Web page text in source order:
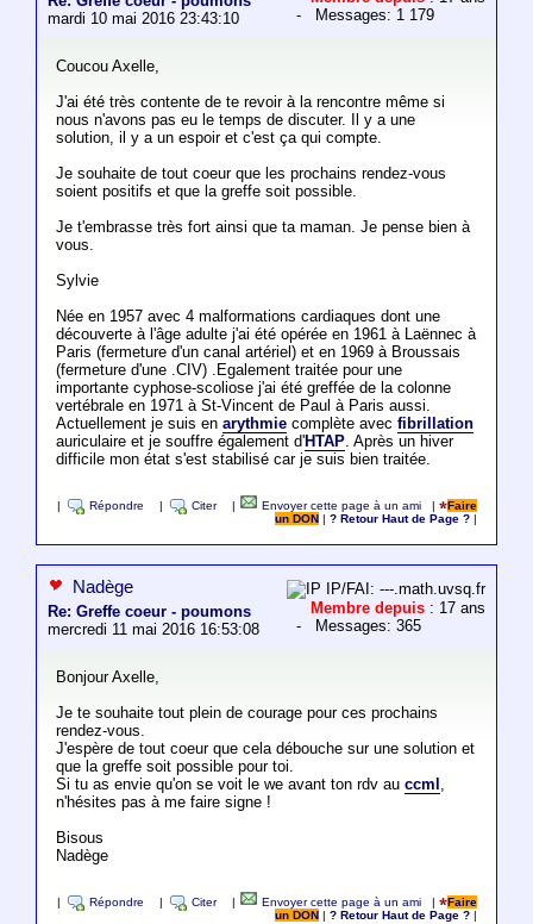
mardi 10 mai 2016 23:43:10
- Messages: 1 179
Coucou Axelle,
J'ai été très contente de te revoir à la rencontre même si
nous n'avons pas eu le temps de discuter. Il y a une
solution, il y a un espoir et c'est ça qui compte.
Je souhaite de tout coeur que les prochains rendez-vous
soient positifs et que la greffe soit possible.
Je t'embrasse très fort ainsi que ta maman. Je pense bien à
vous.
Sylvie
Née en 1957 avec 4 malformations cardiaques dont une
découverte à l'âge adulte j'ai été opérée en 1961 à Laënnec à
Paris (fermeture d'un canal artériel) et en 1969 à Broussais
(fermeture d'une .CIV) .Egalement traitée pour une
importante cyphose-scoliose j'ai été greffée de la colonne
vertébrale en 1971 à St-Vincent de Paul à Paris aussi.
Actuellement je suis en arythmiecomplète avec fibrillation
auriculaire et je souffre également d'HTAP. Après un hiver
difficile mon état s'est stabilisé car je suis bien traitée.
Répondre Citer Envoyer cette page à un ami |
Faire
un DON
|? Retour Haut de Page ?
Nadège
Re: Greffe coeur - poumons
mercredi 11 mai 2016 16:53:08
IP/FAI: ---.math.uvsq.fr
Membre depuis : 17 ans
- Messages: 365
Bonjour Axelle,
Je te souhaite tout plein de courage pour ces prochains
rendez-vous.
J'espère de tout coeur que cela débouche sur une solution et
que la greffe soit possible pour toi.
Si tu as envie qu'on se voit le we avant ton rdv au ccml ,
n'hésites pas à me faire signe !
Bisous
Nadège
Répondre Citer Envoyer cette page à un ami |
Faire
un DON
|? Retour Haut de Page ?